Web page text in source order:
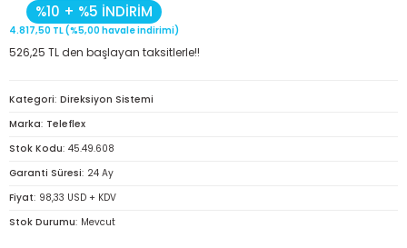
%10 + %5 İNDİRİM
4.817,50 TL (%5,00 havale indirimi)
526,25 TL den başlayan taksitlerle!!
Kategori Direksiyon Sistemi
Marka Teleflex
Stok Kodu 45.49.608
Garanti Süresi 24 Ay
Fiyat 98,33 USD + KDV
Stok Durumu Mevcut